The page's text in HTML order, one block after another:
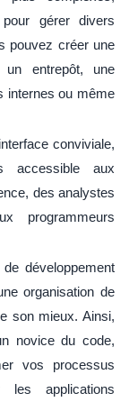
gérer divers
pouvez créer une
un entrepôt, une
internes ou même
conviviale,
accessible aux
des analystes
programmeurs
développement
organisation de
son mieux. Ainsi,
novice du code,
vos processus
applications